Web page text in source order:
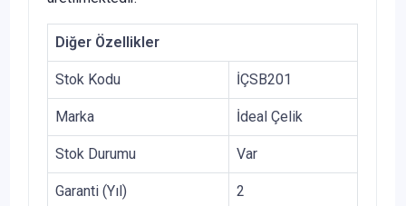
Diğer Özellikler
Stok Kodu İÇSB201
Marka İdeal Çelik
Stok Durumu Var
Garanti (Yıl) 2